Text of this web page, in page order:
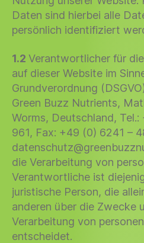
Daten sind hierbei alle
persönlich identifiziert
1.2 Verantwortlicher für
auf dieser Website im
Grundverordnung
Green Buzz Nutrients,
Worms, Deutschland,
961, Fax: +49 (0) 6241 –
die Verarbeitung von
Verantwortliche ist
juristische Person, die
anderen über die Zwecke
Verarbeitung von
entscheidet.